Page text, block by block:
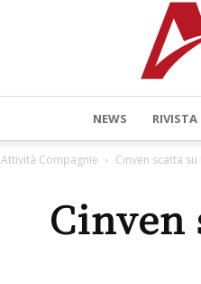
NEWS RIVISTA
Attività Compagnie Cinven scatta
Cinven